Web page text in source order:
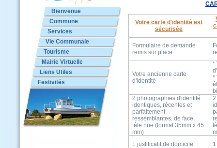
Votre carte d'identité est
sécurisée
Formulaire de demande
remis sur place
Votre ancienne carte
d'identité
*
*
2 photographies d'identité
identiques, récentes et
parfaitement
ressemblantes, de face,
tête nue (format 35mm x45
mm)
1 justificatif de domicile
Bienvenue
Commune
Services
Vie Communale
Tourisme
Mairie Virtuelle
Liens Utiles
Festivités